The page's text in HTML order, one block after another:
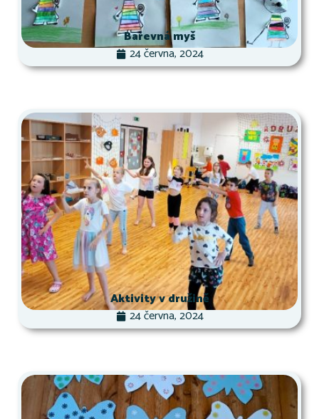
Barevná myš
24 června, 2024
Aktivity v družině
24 června, 2024